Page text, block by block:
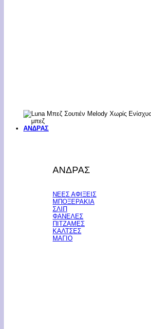
ΑΝΔΡΑΣ
ΑΝΔΡΑΣ
ΝΕΕΣ ΑΦΙΞΕΙΣ
ΜΠΟΞΕΡΑΚΙΑ
ΣΛΙΠ
ΦΑΝΕΛΕΣ
ΠΙΤΖΑΜΕΣ
ΚΑΛΤΣΕΣ
ΜΑΓΙΟ